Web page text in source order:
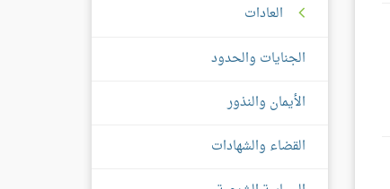
العادات
الجنايات والحدود
الأيمان والنذور
القضاء والشهادات